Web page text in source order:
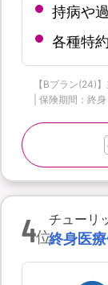
持病や
各種特
【Bプラン(24)
| 保険期間：終
4位
チューリ
終身医